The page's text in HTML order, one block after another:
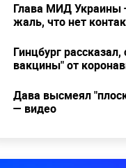
Глава МИД Украины
жаль, что нет
Гинцбург
вакцины" от
Дава высмеял
— видео